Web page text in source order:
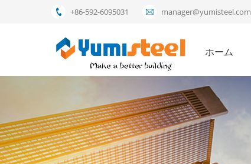
+86-592-6095031 manager@yumisteel.com
ホーム